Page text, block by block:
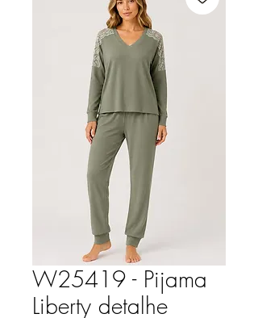
W25419 - Pijama
Liberty detalhe